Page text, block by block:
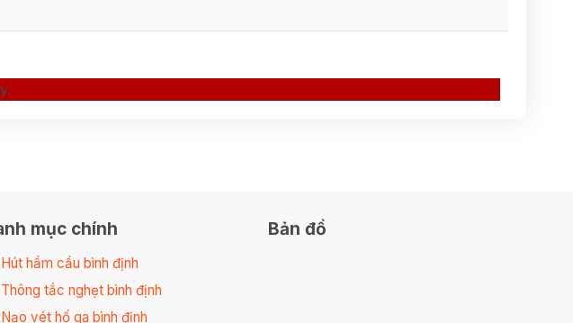
mục chính
Hút hầm cầu bình định
Thông tắc nghẹt bình định
Nạo vét hố ga bình định
Bản đồ